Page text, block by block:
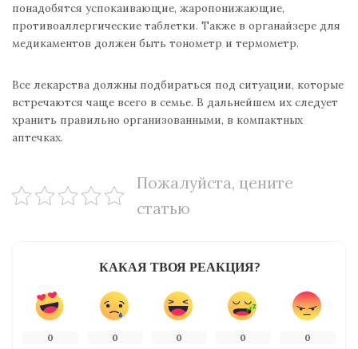
понадобятся успокаивающие, жаропонижающие,
противоаллергические таблетки. Также в органайзере для
медикаментов должен быть тонометр и термометр.
Все лекарства должны подбираться под ситуации, которые
встречаются чаще всего в семье. В дальнейшем их следует
хранить правильно организованными, в компактных
аптечках.
Пожалуйста, цените
статью
КАКАЯ ТВОЯ РЕАКЦИЯ?
0 0 0 0 0